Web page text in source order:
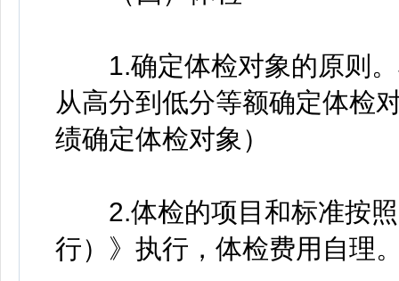
1.确定体检对象的原则。
从高分到低分等额确定体检
绩确定体检对象）
2.体检的项目和标准按照
行）》执行，体检费用自理